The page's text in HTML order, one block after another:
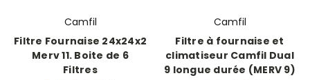
Camfil
Filtre Fournaise 24x24x2
Merv 11. Boite de 6
Filtres
Camfil
Filtre à fournaise et
climatiseur Camfil Dual
9 longue durée (MERV 9)